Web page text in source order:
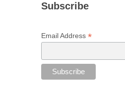
Subscribe
Email Address *